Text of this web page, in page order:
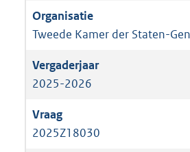
Tweede Kamer der Staten-
2025-2026
2025Z18030